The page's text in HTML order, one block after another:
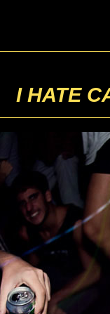
I HATE